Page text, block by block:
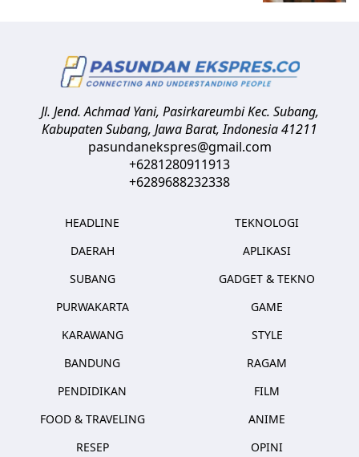
Jl. Jend. Achmad Yani, Pasirkareumbi Kec. Subang,
Kabupaten Subang, Jawa Barat,Indonesia41211
pasundanekspres@gmail.com
+6281280911913
+6289688232338
HEADLINE
DAERAH
SUBANG
PURWAKARTA
KARAWANG
BANDUNG
PENDIDIKAN
FOOD & TRAVELING
RESEP
TEKNOLOGI
APLIKASI
GADGET & TEKNO
GAME
STYLE
RAGAM
FILM
ANIME
OPINI